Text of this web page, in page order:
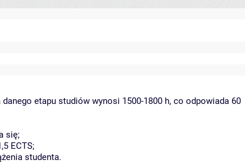
etapu studiów wynosi 1500-1800 h, co odpowiada 60
się;
ECTS;
studenta.